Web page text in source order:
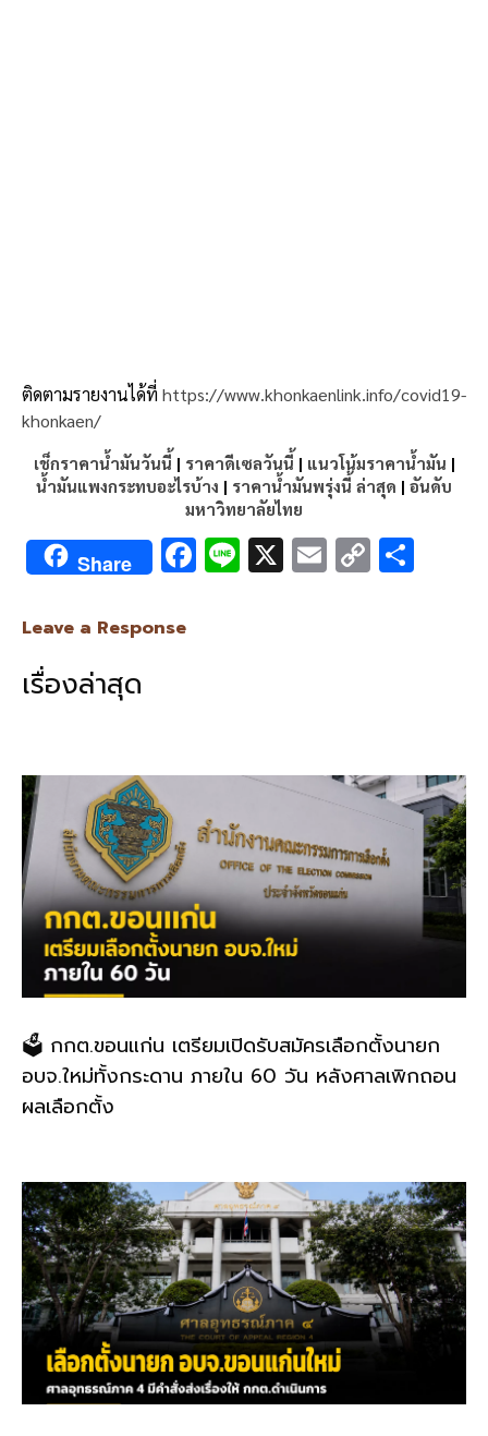
ติดตามรายงานได้ที่ https://www.khonkaenlink.info/covid19-
khonkaen/
เช็กราคาน้ำมันวันนี้ | ราคาดีเซลวันนี้ | แนวโน้มราคาน้ำมัน |
น้ำมันแพงกระทบอะไรบ้าง | ราคาน้ำมันพรุ่งนี้ ล่าสุด | อันดับ
มหาวิทยาลัยไทย
Share F
k
Li X E C
Leave a Response
เรื่องล่าสุด
🗳️ กกต.ขอนแก่น เตรียมเปิดรับสมัครเลือกตั้งนายก
อบจ.ใหม่ทั้งกระดาน ภายใน 60 วัน หลังศาลเพิกถอน
ผลเลือกตั้ง